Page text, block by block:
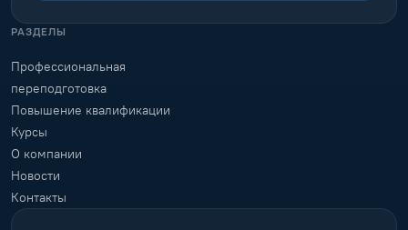
РАЗДЕЛЫ
Профессиональная
переподготовка
Повышение квалификации
Курсы
О компании
Новости
Контакты